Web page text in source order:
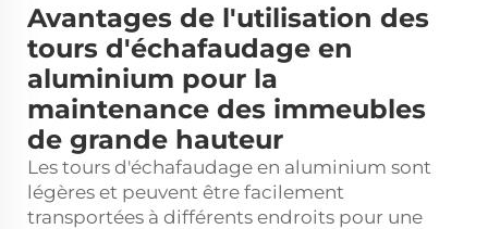
Avantages de l'utilisation des
tours d'échafaudage en
aluminium pour la
maintenance des immeubles
de grande hauteur
Les tours d'échafaudage en aluminium sont
légères et peuvent être facilement
transportées à différents endroits pour une